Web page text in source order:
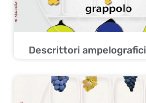
Descrittori ampelografici